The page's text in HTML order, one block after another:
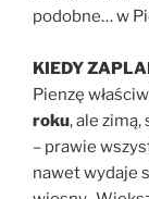
podobne… w
KIEDY
Pienzę
roku, ale
– prawie
nawet wydaje